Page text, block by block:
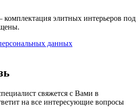
элитных интерьеров под
данных
свяжется с Вами в
на все интересующие вопросы